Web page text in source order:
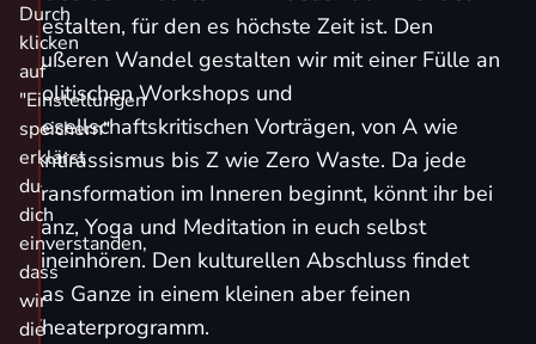
gestalten, für den es höchste Zeit ist. Den
äußeren Wandel gestalten wir mit einer Fülle an
politischen Workshops und
gesellschaftskritischen Vorträgen, von A wie
Antirassismus bis Z wie Zero Waste. Da jede
Transformation im Inneren beginnt, könnt ihr bei
Tanz, Yoga und Meditation in euch selbst
hineinhören. Den kulturellen Abschluss findet
das Ganze in einem kleinen aber feinen
Theaterprogramm.
Durch
klicken
auf
"Einstellungen
speichern"
erklärst
du
dich
einverstanden,
dass
wir
die